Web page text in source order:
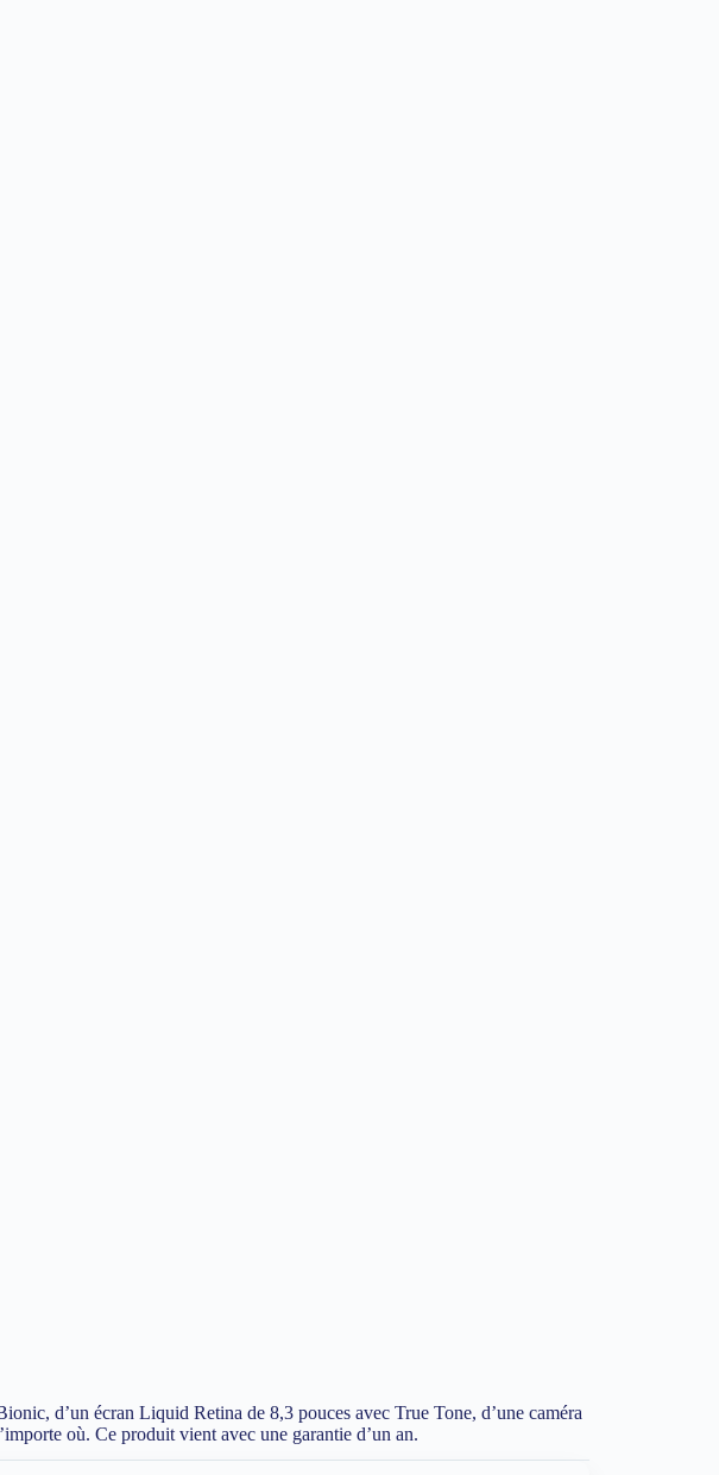
d’un écran Liquid Retina de 8,3 pouces avec True Tone, d’une caméra
où. Ce produit vient avec une garantie d’un an.